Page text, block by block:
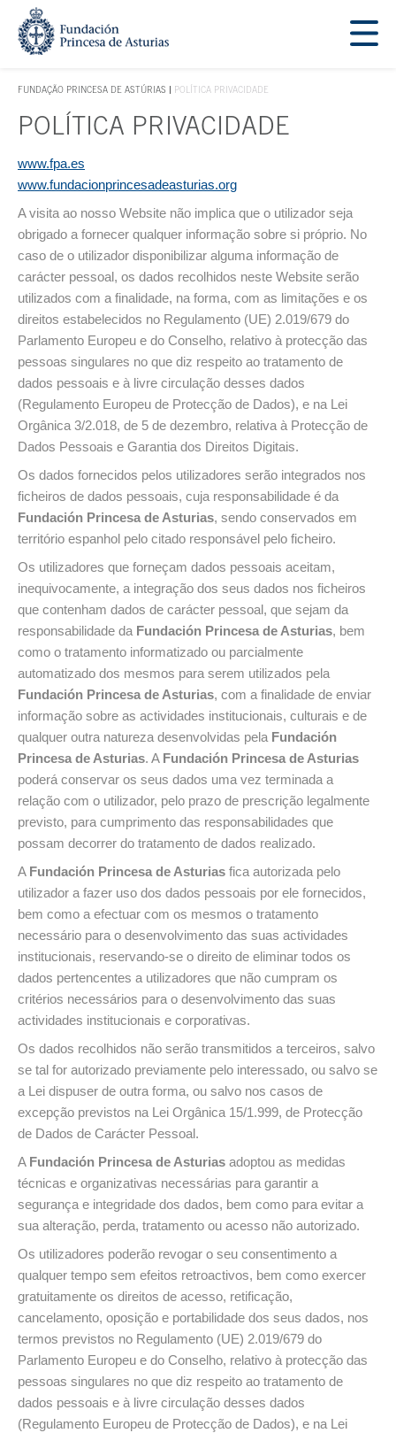
Saltar navegação. Ir directamente ao conteúdo principal
FUNDAÇÃO PRINCESA DE ASTÚRIAS
TECLA DE ACESSO 1
POLÍTICA PRIVACIDADE
Conteúdo principal
POLÍTICA PRIVACIDADE
www.fpa.es
www.fundacionprincesadeasturias.org
A visita ao nosso Website não implica que o utilizador seja
obrigado a fornecer qualquer informação sobre si próprio. No
caso de o utilizador disponibilizar alguma informação de
carácter pessoal, os dados recolhidos neste Website serão
utilizados com a finalidade, na forma, com as limitações e os
direitos estabelecidos no Regulamento (UE) 2.019/679 do
Parlamento Europeu e do Conselho, relativo à protecção das
pessoas singulares no que diz respeito ao tratamento de
dados pessoais e à livre circulação desses dados
(Regulamento Europeu de Protecção de Dados), e na Lei
Orgânica 3/2.018, de 5 de dezembro, relativa à Protecção de
Dados Pessoais e Garantia dos Direitos Digitais.
Os dados fornecidos pelos utilizadores serão integrados nos
ficheiros de dados pessoais, cuja responsabilidade é da
Fundación Princesa de Asturias, sendo conservados em
território espanhol pelo citado responsável pelo ficheiro.
Os utilizadores que forneçam dados pessoais aceitam,
inequivocamente, a integração dos seus dados nos ficheiros
que contenham dados de carácter pessoal, que sejam da
responsabilidade da Fundación Princesa de Asturias, bem
como o tratamento informatizado ou parcialmente
automatizado dos mesmos para serem utilizados pela
Fundación Princesa de Asturias, com a finalidade de enviar
informação sobre as actividades institucionais, culturais e de
qualquer outra natureza desenvolvidas pela Fundación
Princesa de Asturias. A Fundación Princesa de Asturias
poderá conservar os seus dados uma vez terminada a
relação com o utilizador, pelo prazo de prescrição legalmente
previsto, para cumprimento das responsabilidades que
possam decorrer do tratamento de dados realizado.
A Fundación Princesa de Asturias fica autorizada pelo
utilizador a fazer uso dos dados pessoais por ele fornecidos,
bem como a efectuar com os mesmos o tratamento
necessário para o desenvolvimento das suas actividades
institucionais, reservando-se o direito de eliminar todos os
dados pertencentes a utilizadores que não cumpram os
critérios necessários para o desenvolvimento das suas
actividades institucionais e corporativas.
Os dados recolhidos não serão transmitidos a terceiros, salvo
se tal for autorizado previamente pelo interessado, ou salvo se
a Lei dispuser de outra forma, ou salvo nos casos de
excepção previstos na Lei Orgânica 15/1.999, de Protecção
de Dados de Carácter Pessoal.
A Fundación Princesa de Asturias adoptou as medidas
técnicas e organizativas necessárias para garantir a
segurança e integridade dos dados, bem como para evitar a
sua alteração, perda, tratamento ou acesso não autorizado.
Os utilizadores poderão revogar o seu consentimento a
qualquer tempo sem efeitos retroactivos, bem como exercer
gratuitamente os direitos de acesso, retificação,
cancelamento, oposição e portabilidade dos seus dados, nos
termos previstos no Regulamento (UE) 2.019/679 do
Parlamento Europeu e do Conselho, relativo à protecção das
pessoas singulares no que diz respeito ao tratamento de
dados pessoais e à livre circulação desses dados
(Regulamento Europeu de Protecção de Dados), e na Lei